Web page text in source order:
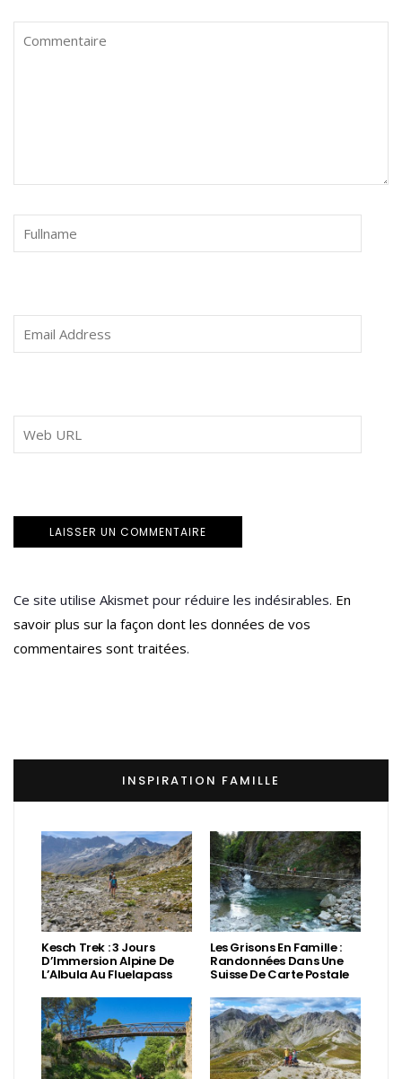
Ce site utilise Akismet pour réduire les indésirables. En
savoir plus sur la façon dont les données de vos
commentaires sont traitées.
INSPIRATION FAMILLE
Kesch Trek : 3 Jours
D’Immersion Alpine De
L’Albula Au Fluelapass
Les Grisons En Famille :
Randonnées Dans Une
Suisse De Carte Postale